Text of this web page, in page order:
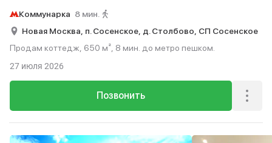
Коммунарка 8 мин.
Новая Москва, п. Сосенское, д. Столбово, СП Сосенское
Продам коттедж, 650 м², 8 мин. до метро пешком.
Позвонить
27 июля 2026